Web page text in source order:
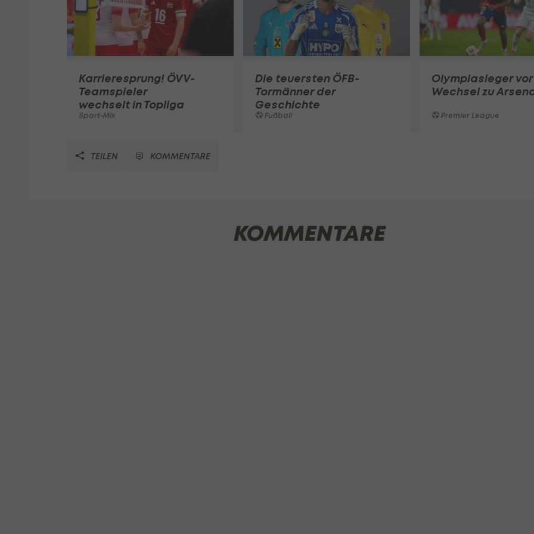
Karrieresprung! ÖVV-
Teamspieler
wechselt in Topliga
Sport-Mix
Die teuersten ÖFB-
Tormänner der
Geschichte
Fußball
Olympiasieger vor
Wechsel zu
Premier League
TEILEN KOMMENTARE
KOMMENTARE